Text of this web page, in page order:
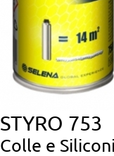
STYRO 753
Colle e